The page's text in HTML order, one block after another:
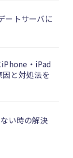
ートサーバに
iPhone・iPad
と対処法を
い時の解決